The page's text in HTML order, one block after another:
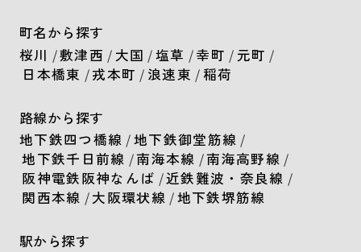
町名から探す
桜川 /敷津西 / 大国 /塩草 /幸町 / 元町 /
日本橋東 /戎本町 / 浪速東 /稲荷
路線から探す
地下鉄四つ橋線 /地下鉄御堂筋線 /
地下鉄千日前線 /南海本線 /南海高野線 /
阪神電鉄阪神なんば /近鉄難波・奈良線 /
関西本線 /大阪環状線 /地下鉄堺筋線
駅から探す